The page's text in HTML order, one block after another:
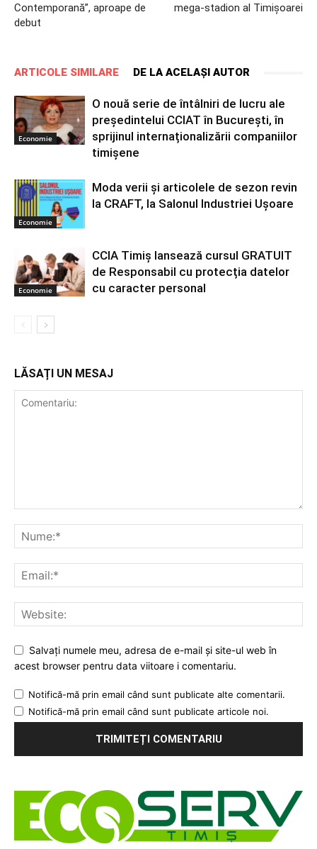
Contemporană”, aproape de
debut
mega-stadion al Timişoarei
ARTICOLE SIMILARE DE LA ACELAȘI AUTOR
Economie
O nouă serie de întâlniri de lucru ale
președintelui CCIAT în București, în
sprijinul internaționalizării companiilor
timișene
Economie
Moda verii și articolele de sezon revin
la CRAFT, la Salonul Industriei Ușoare
Economie
CCIA Timiș lansează cursul GRATUIT
de Responsabil cu protecția datelor
cu caracter personal
LĂSAȚI UN MESAJ
Salvați numele meu, adresa de e-mail și site-ul web în
acest browser pentru data viitoare i comentariu.
Notifică-mă prin email când sunt publicate alte comentarii.
Notifică-mă prin email când sunt publicate articole noi.